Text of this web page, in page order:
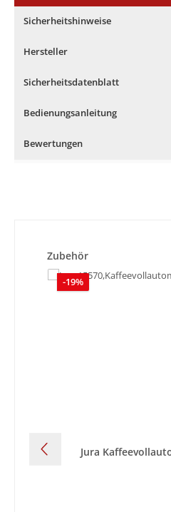
Sicherheitshinweise
Hersteller
Sicherheitsdatenblatt
Bedienungsanleitung
Bewertungen
Produktgalerie überspringen
Zubehör
-19%Rabatt
Jura